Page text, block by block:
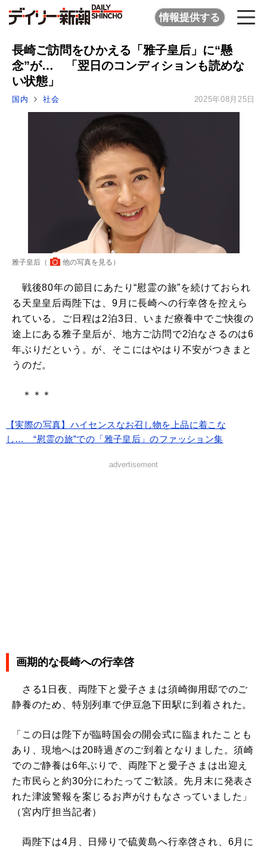
情報提供する
長崎ご訪問をひかえる「雅子皇后」に“懸
念”が… 「翌日のコンディションも読めな
い状態」
国内 社会 2025年08月25日
雅子皇后（ 他の写真を見る ）
戦後80年の節目にあたり“慰霊の旅”を続けておられ
る天皇皇后両陛下は、9月に長崎への行幸啓を控えら
れている。ご日程は2泊3日、いまだ療養中でご快復の
途上にある雅子皇后が、地方ご訪問で2泊なさるのは6
年ぶりだという。が、そこにはやはり不安がつきまと
うのだ。
＊＊＊
【実際の写真】ハイセンスなお召し物を上品に着こな
し… “慰霊の旅”での「雅子皇后」のファッション集
advertisement
画期的な長崎への行幸啓
さる1日夜、両陛下と愛子さまは須崎御用邸でのご
静養のため、特別列車で伊豆急下田駅に到着された。
「この日は陛下が臨時国会の開会式に臨まれたことも
あり、現地へは20時過ぎのご到着となりました。須崎
でのご静養は6年ぶりで、両陛下と愛子さまは出迎え
た市民らと約30分にわたってご歓談。先月末に発表さ
れた津波警報を案じるお声がけもなさっていました」
（宮内庁担当記者）
両陛下は4月、日帰りで硫黄島へ行幸啓され、6月に